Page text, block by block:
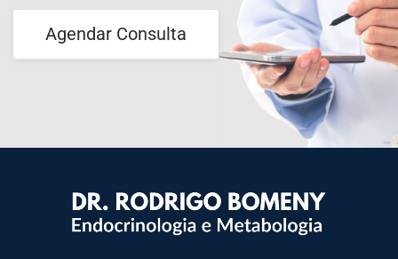
Agendar Consulta